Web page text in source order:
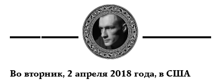
Во вторник, 2 апреля 2018 года, в США